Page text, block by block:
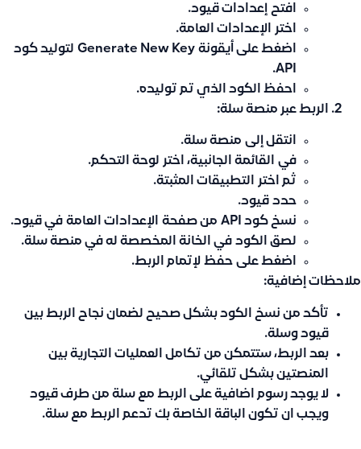
افتح إعدادات قيود.
اختر
الإعدادات العامة.
اضغط على أيقونة Generate New Key لتوليد كود
API.
احفظ الكود الذي تم توليده.
الربط عبر منصة سلة:
انتقل إلى منصة سلة.
في القائمة الجانبية، اختر لوحة التحكم.
ثم اختر التطبيقات المثبتة.
حدد قيود.
نسخ كود API
من صفحة الإعدادات العامة في قيود.
لصق الكود في الخانة المخصصة له في منصة سلة.
اضغط على حفظ لإتمام الربط.
ملاحظات إضافية:
تأكد من نسخ الكود بشكل صحيح لضمان نجاح الربط بين
قيود وسلة.
بعد الربط، ستتمكن من تكامل العمليات التجارية بين
المنصتين بشكل تلقائي.
لا يوجد رسوم اضافية على الربط مع سلة من طرف قيود
ويجب ان تكون الباقة الخاصة بك تدعم الربط مع سلة.